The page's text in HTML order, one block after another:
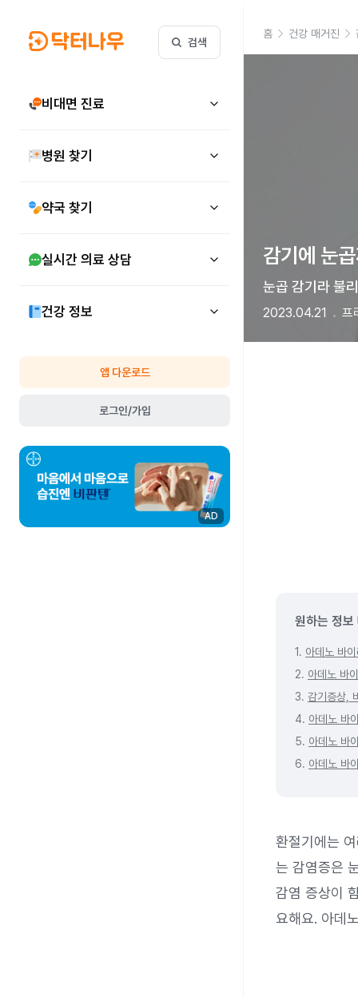
검색
비대면 진료
병원 찾기
약국 찾기
실시간 의료 상담
건강 정보
앱 다운로드
로그인/가입
AD
홈 건강 매거진
감기에 눈
눈곱 감기라 불
2023.04.21 프
원하는 정보
1. 아데노 바
2. 아데노 바
3. 감기증상,
4. 아데노 바
5. 아데노 바
6. 아데노 바
환절기에는
는 감염증은
감염 증상이
요해요. 아데